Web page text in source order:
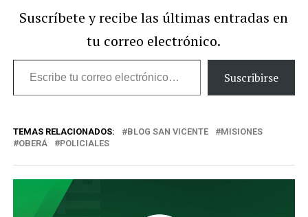
Suscríbete y recibe las últimas entradas en
tu correo electrónico.
Escribe
tu
electrónico…
Suscribirse
TEMAS RELACIONADOS: BLOG SAN VICENTE
MISIONES
OBERÁ
POLICIALES